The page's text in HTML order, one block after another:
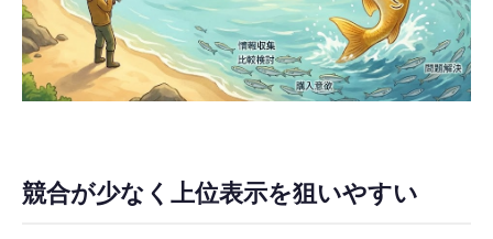
競合が少なく上位表示を狙いやすい